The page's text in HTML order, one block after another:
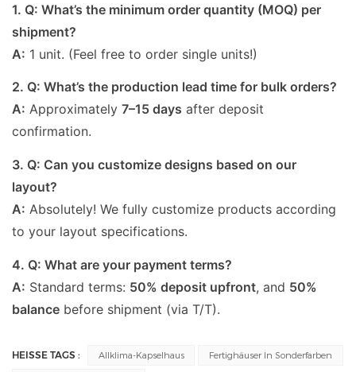
1. Q: What’s the minimum order quantity (MOQ) per
shipment?
A: 1 unit. (Feel free to order single units!)
2. Q: What’s the production lead time for bulk orders?
A: Approximately 7–15 days after deposit
confirmation.
3. Q: Can you customize designs based on our
layout?
A: Absolutely! We fully customize products according
to your layout specifications.
4. Q: What are your payment terms?
A: Standard terms: 50% deposit upfront, and 50%
balance before shipment (via T/T).
HEISSE TAGS : Allklima-Kapselhaus Fertighäuser In Sonderfarben